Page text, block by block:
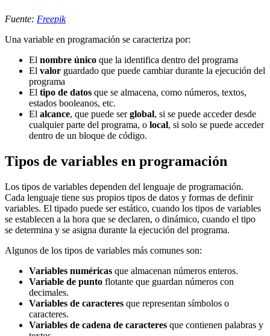
Fuente: Freepik
Una variable en programación se caracteriza por:
El nombre único que la identifica dentro del programa
El valor guardado que puede cambiar durante la ejecución del
programa
El tipo de datos que se almacena, como números, textos,
estados booleanos, etc.
El alcance, que puede serglobal, si se puede acceder desde
cualquier parte del programa, o local, si solo se puede acceder
dentro de un bloque de código.
Tipos de variables en programación
Los tipos de variables dependen del lenguaje de programación.
Cada lenguaje tiene sus propios tipos de datos y formas de definir
variables. El tipado puede ser estático, cuando los tipos de variables
se establecen a la hora que se declaren, o dinámico, cuando el tipo
se determina y se asigna durante la ejecución del programa.
Algunos de los tipos de variables más comunes son:
Variables numéricas que almacenan números enteros.
Variable de punto flotante que guardan números con
decimales.
Variables de caracteres que representan símbolos o
caracteres.
Variables de cadena de caracteres que contienen palabras y